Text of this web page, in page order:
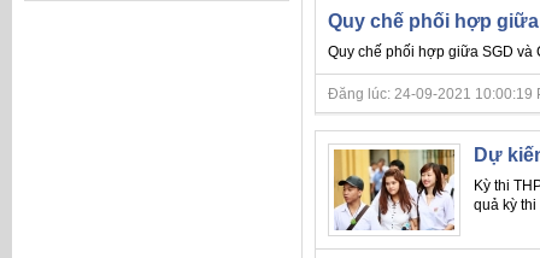
Quy chế phối hợp
Quy chế phối hợp giữa SGD và
Đăng lúc: 24-09-2021 10:00:19
Dự
Kỳ thi
quả kỳ